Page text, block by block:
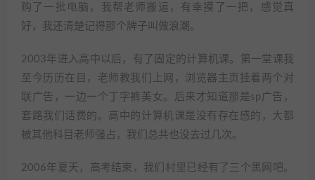
购了一批电脑，我帮老师搬运，有幸摸了一把，感觉真
好，我还清楚记得那个牌子叫做浪潮。
2003年进入高中以后，有了固定的计算机课。第一堂课我
至今历历在目，老师教我们上网，浏览器主页挂着两个对
联广告，一边一个丁字裤美女。后来才知道那是sp广告，
套路我们话费的。高中的计算机课是没有存在感的，大都
被其他科目老师强占，我们总共也没去过几次。
2006年夏天，高考结束，我们村里已经有了三个黑网吧。